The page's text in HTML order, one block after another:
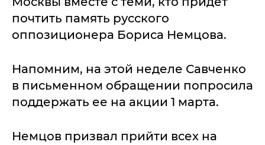
почтить память русского
оппозиционера Бориса Немцова.
Напомним, на этой неделе Савченко
в письменном обращении попросила
поддержать ее на акции 1 марта.
Немцов призвал прийти всех на